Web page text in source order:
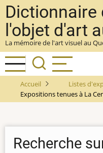
Aller
au
contenu
principal
Dictionnaire
l'objet d'art
La mémoire de l'art visuel au
Accueil
Listes
Expositions tenues à La
Recherche